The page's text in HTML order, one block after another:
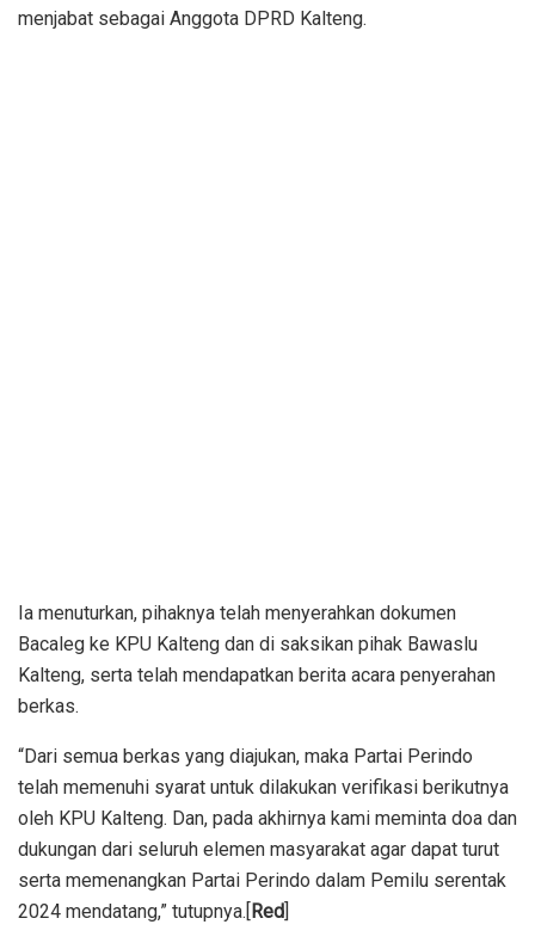
menjabat sebagai Anggota DPRD Kalteng.
Ia menuturkan, pihaknya telah menyerahkan dokumen
Bacaleg ke KPU Kalteng dan di saksikan pihak Bawaslu
Kalteng, serta telah mendapatkan berita acara penyerahan
berkas.
“Dari semua berkas yang diajukan, maka Partai Perindo
telah memenuhi syarat untuk dilakukan verifikasi berikutnya
oleh KPU Kalteng. Dan, pada akhirnya kami meminta doa dan
dukungan dari seluruh elemen masyarakat agar dapat turut
serta memenangkan Partai Perindo dalam Pemilu serentak
2024 mendatang,” tutupnya.[Red]